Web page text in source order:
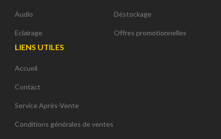
Audio
Eclairage
Déstockage
Offres promotionnelles
LIENS UTILES
Accueil
Contact
Service Après-Vente
Conditions générales de ventes